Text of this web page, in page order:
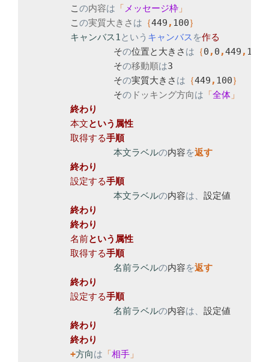
	こ
の内容は 「メッセージ枠
	こ
の実質大きさ は ｛449 , 100
キャンバス1という キャンバス を
		そ
の位置と大きさ は ｛0 , 0 ,449 , 100
		そ
の移動順は3
		そ
の実質大きさ は ｛449 , 100
		そ
の ドッキング方向は 「全体
本文
取得する
本文ラベルの内容を
設定する
本文ラベルの内容は、 設定値
名前
取得する
名前ラベルの内容を
設定する
名前ラベルの内容は、 設定値
+方向は 「相手